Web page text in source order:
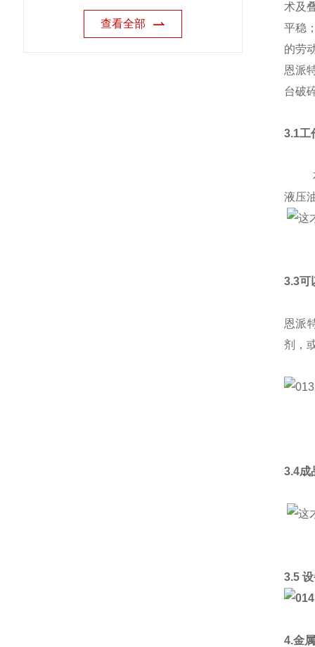
查看全部
术及
平稳
的劳
恩派
台破
3.1工
本
液压
3.3可
恩派
剂，
3.4成
3.5
4.金